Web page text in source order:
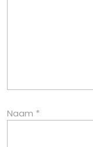
Naam *